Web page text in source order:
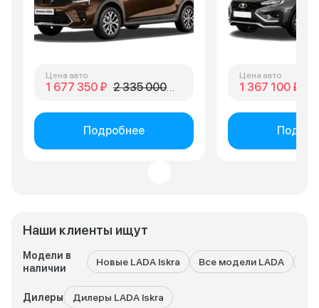
Наши клиенты ищут
Модели в
наличии
Новые LADA Iskra Все модели LADA
Дилеры Дилеры LADA Iskra
Цена авто
1 677 350 ₽ 2 335 000 ₽
Подробнее
Цена авто
1 367 100 ₽